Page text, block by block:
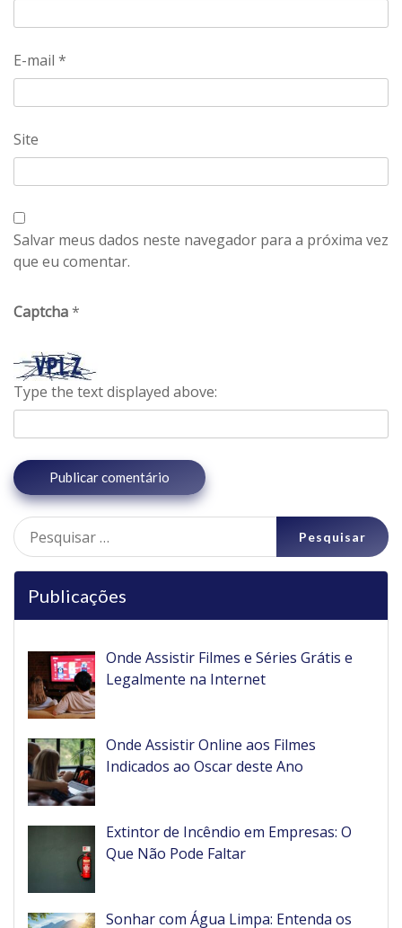
E-mail *
Site
Salvar meus dados neste navegador para a próxima vez
que eu comentar.
Captcha*
Type the text displayed above:
Pesquisar
por:
Publicações
Onde Assistir Filmes e Séries Grátis e
Legalmente na Internet
Onde Assistir Online aos Filmes
Indicados ao Oscar deste Ano
Extintor de Incêndio em Empresas: O
Que Não Pode Faltar
Sonhar com Água Limpa: Entenda os